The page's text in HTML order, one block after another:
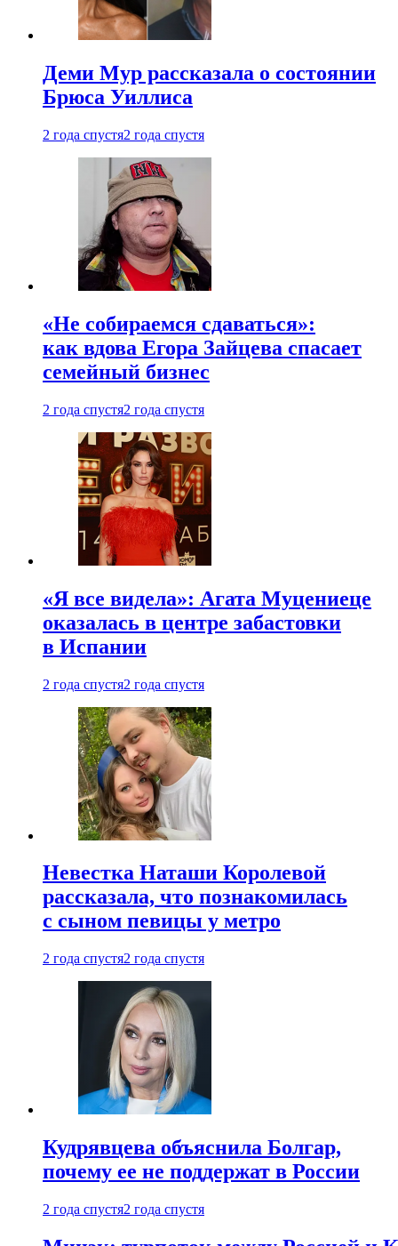
Деми Мур рассказала о состоянии
Брюса Уиллиса
2 года спустя2 года спустя
«Не собираемся сдаваться»:
как вдова Егора Зайцева спасает
семейный бизнес
2 года спустя2 года спустя
«Я все видела»: Агата Муцениеце
оказалась в центре забастовки
в Испании
2 года спустя2 года спустя
Невестка Наташи Королевой
рассказала, что познакомилась
с сыном певицы у метро
2 года спустя2 года спустя
Кудрявцева объяснила Болгар,
почему ее не поддержат в России
2 года спустя2 года спустя